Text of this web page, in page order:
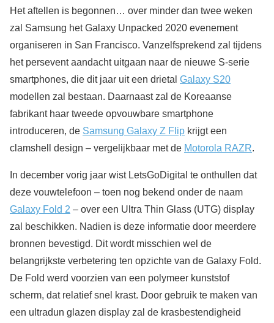
Het aftellen is begonnen… over minder dan twee weken
zal Samsung het Galaxy Unpacked 2020 evenement
organiseren in San Francisco. Vanzelfsprekend zal tijdens
het persevent aandacht uitgaan naar de nieuwe S-serie
smartphones, die dit jaar uit een drietal Galaxy S20
modellen zal bestaan. Daarnaast zal de Koreaanse
fabrikant haar tweede opvouwbare smartphone
introduceren, de Samsung Galaxy Z Flip krijgt een
clamshell design – vergelijkbaar met de Motorola RAZR.
In december vorig jaar wist LetsGoDigital te onthullen dat
deze vouwtelefoon – toen nog bekend onder de naam
Galaxy Fold 2 – over een Ultra Thin Glass (UTG) display
zal beschikken. Nadien is deze informatie door meerdere
bronnen bevestigd. Dit wordt misschien wel de
belangrijkste verbetering ten opzichte van de Galaxy Fold.
De Fold werd voorzien van een polymeer kunststof
scherm, dat relatief snel krast. Door gebruik te maken van
een ultradun glazen display zal de krasbestendigheid